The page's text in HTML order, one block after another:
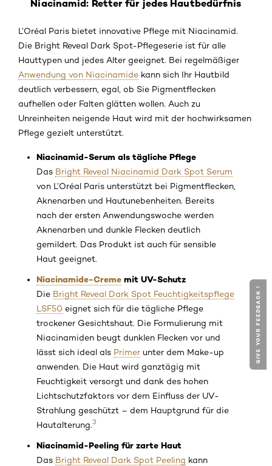
Niacinamid: Retter für jedes Hautbedürfnis
L’Oréal Paris bietet innovative Pflege mit Niacinamid.
Die Bright Reveal Dark Spot-Pflegeserie ist für alle
Hauttypen und jedes Alter geeignet. Bei regelmäßiger
Anwendung von Niacinamide kann sich Ihr Hautbild
deutlich verbessern, egal, ob Sie Pigmentflecken
aufhellen oder Falten glätten wollen. Auch zu
Unreinheiten neigende Haut wird mit der hochwirksamen
Pflege gezielt unterstützt.
Niacinamid-Serum als tägliche Pflege
Das Bright Reveal Niacinamid Dark Spot Serum
von L’Oréal Paris unterstützt bei Pigmentflecken,
Aknenarben und Hautunebenheiten. Bereits
nach der ersten Anwendungswoche werden
Aknenarben und dunkle Flecken deutlich
gemildert. Das Produkt ist auch für sensible
Haut geeignet.
Niacinamide-Creme mit UV-Schutz
Die Bright Reveal Dark Spot Feuchtigkeitspflege
LSF50 eignet sich für die tägliche Pflege
trockener Gesichtshaut. Die Formulierung mit
Niacinamiden beugt dunklen Flecken vor und
lässt sich ideal als Primer unter dem Make-up
anwenden. Die Haut wird ganztägig mit
Feuchtigkeit versorgt und dank des hohen
Lichtschutzfaktors vor dem Einfluss der UV-
Strahlung geschützt – dem Hauptgrund für die
Hautalterung.3
Niacinamid-Peeling für zarte Haut
Das Bright Reveal Dark Spot Peeling kann
GIVE YOUR FEEDBACK !